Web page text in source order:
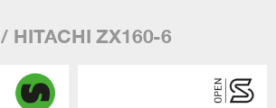
/ HITACHI ZX160-6